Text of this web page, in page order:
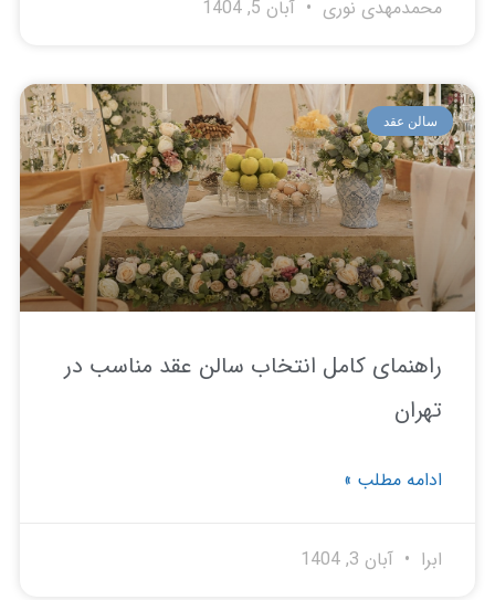
نوری آبان 5, 1404
عقد
کامل انتخاب سالن عقد مناسب در
مطلب »
آبان 3, 1404